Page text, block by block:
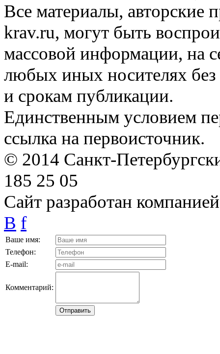
Все материалы, авторские
krav.ru, могут быть
массовой информации, на
любых иных носителях
и срокам публикации.
Единственным условием
ссылка на первоисточник.
© 2014 Санкт-
185 25 05
Сайт разработан
B f
Ваше имя:
Телефон:
E-mail:
Комментарий: